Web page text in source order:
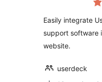
Easily integrate
support software
website.
userdeck